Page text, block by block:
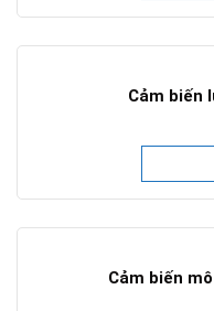
Cảm biến
Cảm biến